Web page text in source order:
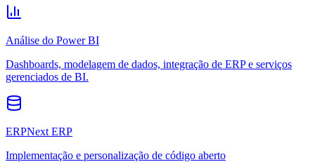
Análise do Power BI
Dashboards, modelagem de dados, integração de ERP e serviços
gerenciados de BI.
ERPNext ERP
Implementação e personalização de código aberto